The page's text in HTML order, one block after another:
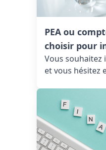
PEA ou
choisir pour
Vous souhaitez
et vous hésitez